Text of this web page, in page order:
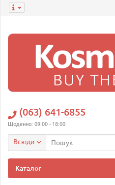
(063) 641-6855
Щоденно: 09:00 - 18:00
Всюди
Каталог